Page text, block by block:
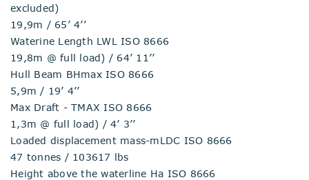
excluded)
19,9m / 65’ 4’’
Waterine Length LWL ISO 8666
19,8m @ full load) / 64’ 11’’
Hull Beam BHmax ISO 8666
5,9m / 19’ 4’’
Max Draft - TMAX ISO 8666
1,3m @ full load) / 4’ 3’’
Loaded displacement mass-mLDC ISO 8666
47 tonnes / 103617 lbs
Height above the waterline Ha ISO 8666